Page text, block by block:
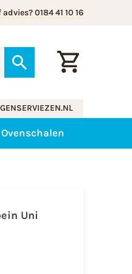
0184 41 10 16
Ovenschalen
Uni